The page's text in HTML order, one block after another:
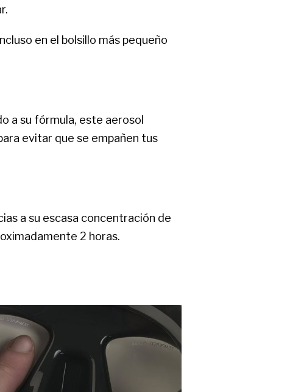
en el bolsillo más pequeño
a su fórmula, este aerosol
evitar que se empañen tus
a su escasa concentración de
2 horas.